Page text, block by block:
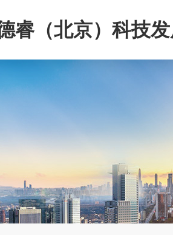
睿（北京）科技